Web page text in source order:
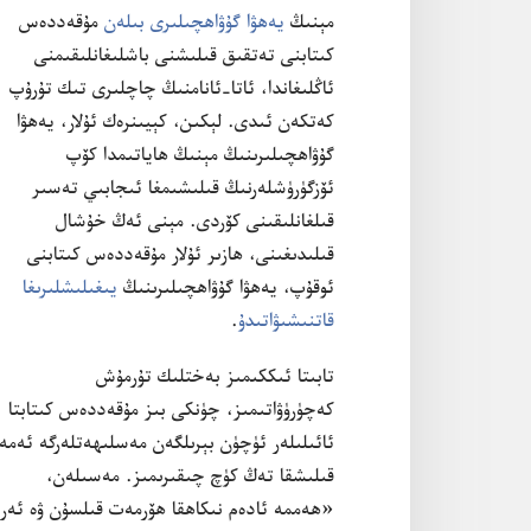
مېنىڭ يە‌ھۋا گۇ‌ۋاھچىلىرى بىلە‌ن مۇ‌قە‌ددە‌س
كىتابنى تە‌تقىق قىلىشنى باشلىغانلىقىمنى
ئاڭلىغاندا،‏ ئاتا-‏ئانامنىڭ چاچلىرى تىك تۇ‌رۇ‌پ
كە‌تكە‌ن ئىدى.‏ لېكىن،‏ كېيىنرە‌ك ئۇ‌لار،‏ يە‌ھۋا
گۇ‌ۋاھچىلىرىنىڭ مېنىڭ ھاياتىمدا كۆپ
ئۆزگۈرۈشلە‌رنىڭ قىلىشىمغا ئىجابىي تە‌سىر
قىلغانلىقىنى كۆردى.‏ مېنى ئە‌ڭ خۇ‌شال
قىلىدىغىنى،‏ ھازىر ئۇ‌لار مۇ‌قە‌ددە‌س كىتابنى
ئوقۇ‌پ،‏ يە‌ھۋا گۇ‌ۋاھچىلىرىنىڭ يىغىلىشلىرىغا
قاتنىشىۋاتىدۇ‏.‏
تابىتا ئىككىمىز بە‌ختلىك تۇ‌رمۇ‌ش
كە‌چۈرۈۋاتىمىز،‏ چۈنكى بىز مۇ‌قە‌ددە‌س كىتابتا
ئائىلىلە‌ر ئۈچۈن بېرىلگە‌ن مە‌سلىھە‌تلە‌رگە
قىلىشقا تە‌ڭ كۈچ چىقىرىمىز.‏ مە‌سىلە‌ن،‏
«ھە‌ممە ئادە‌م نىكاھقا ھۆرمە‌ت قىلسۇ‌ن ۋە